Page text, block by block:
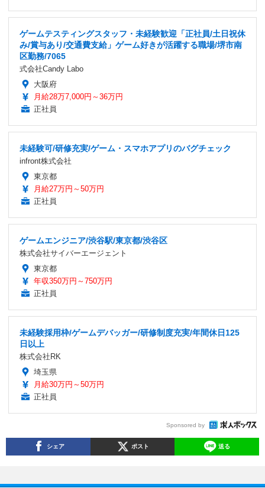
ゲームテスティングスタッフ・未経験歓迎「正社員/土日祝休
み/賞与あり/交通費支給」ゲーム好きが活躍する職場/堺市南
区勤務/7065
式会社Candy Labo
大阪府
月給28万7,000円～36万円
正社員
未経験可/研修充実/ゲーム・スマホアプリのバグチェック
infront株式会社
東京都
月給27万円～50万円
正社員
ゲームエンジニア/渋谷駅/東京都/渋谷区
株式会社サイバーエージェント
東京都
年収350万円～750万円
正社員
未経験採用枠/ゲームデバッガー/研修制度充実/年間休日125
日以上
株式会社RK
埼玉県
月給30万円～50万円
正社員
Sponsored by
シェア ポスト 送る